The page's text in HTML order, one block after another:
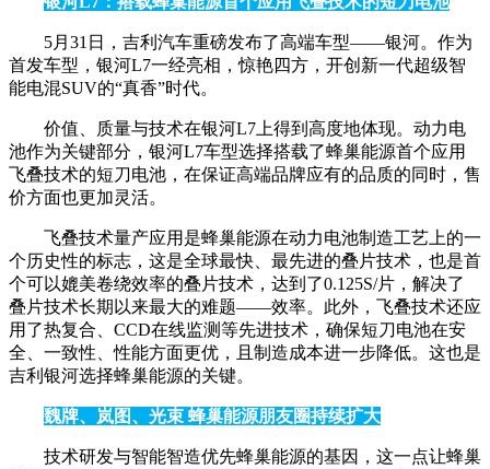
5月31日，吉利汽车重磅发布了高端车型——银河。作为
首发车型，银河L7一经亮相，惊艳四方，开创新一代超级智
能电混SUV的“真香”时代。
价值、质量与技术在银河L7上得到高度地体现。动力电
池作为关键部分，银河L7车型选择搭载了蜂巢能源首个应用
飞叠技术的短刀电池，在保证高端品牌应有的品质的同时，售
价方面也更加灵活。
飞叠技术量产应用是蜂巢能源在动力电池制造工艺上的一
个历史性的标志，这是全球最快、最先进的叠片技术，也是首
个可以媲美卷绕效率的叠片技术，达到了0.125S/片，解决了
叠片技术长期以来最大的难题——效率。此外，飞叠技术还应
用了热复合、CCD在线监测等先进技术，确保短刀电池在安
全、一致性、性能方面更优，且制造成本进一步降低。这也是
吉利银河选择蜂巢能源的关键。
魏牌、岚图、光束 蜂巢能源朋友圈持续扩大
技术研发与智能智造优先蜂巢能源的基因，这一点让蜂巢